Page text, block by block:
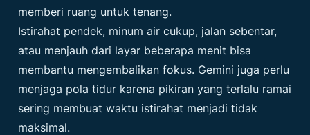
memberi ruang untuk tenang.
Istirahat pendek, minum air cukup, jalan sebentar,
atau menjauh dari layar beberapa menit bisa
membantu mengembalikan fokus. Gemini juga perlu
menjaga pola tidur karena pikiran yang terlalu ramai
sering membuat waktu istirahat menjadi tidak
maksimal.